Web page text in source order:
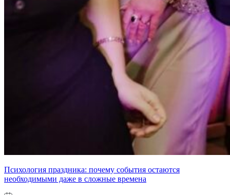
Психология праздника: почему события остаются
необходимыми даже в сложные времена